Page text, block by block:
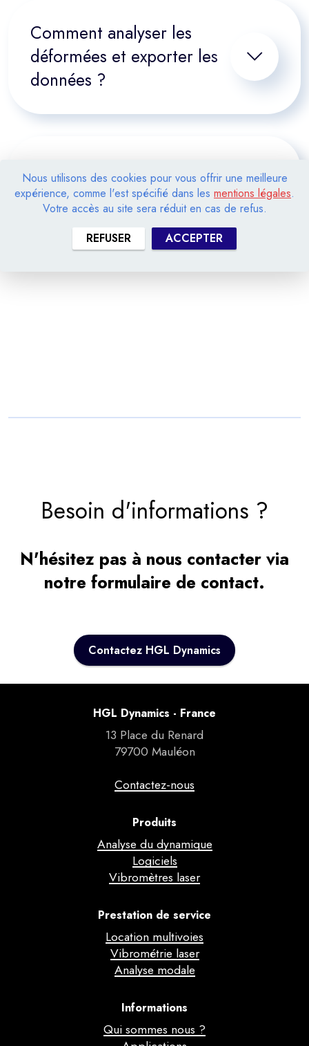
Nous utilisons des cookies pour vous offrir une meilleure
expérience, comme l'est spécifié dans les mentions légales.
Votre accès au site sera réduit en cas de refus.
REFUSER
ACCEPTER
Comment analyser les
déformées et exporter les
données ?
Comment exporter les
données vers les logiciels
de simulation ?
Besoin d'informations ?
N'hésitez pas à nous contacter via
notre formulaire de contact.
Contactez HGL Dynamics
HGL Dynamics - France
13 Place du Renard
79700 Mauléon
Contactez-nous
Produits
Analyse du dynamique
Logiciels
Vibromètres laser
Prestation de service
Location multivoies
Vibrométrie laser
Analyse modale
Informations
Qui sommes nous ?